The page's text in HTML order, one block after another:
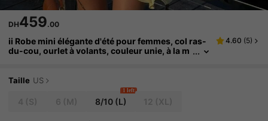
DH459.00
ii Robe mini élégante d'été pour femmes, col ras-
du-cou, ourlet à volants, couleur unie, à la m
4.60 (5)
Taille US
8/10(L)
1 left